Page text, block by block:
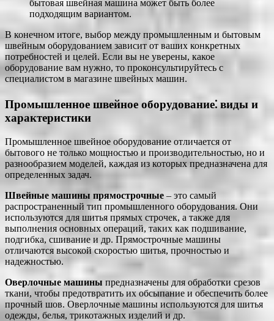
бытовая швейная машина может быть более
подходящим вариантом.
В конечном итоге, выбор между промышленным и бытовым
швейным оборудованием зависит от ваших конкретных
потребностей и целей. Если вы не уверены, какое
оборудование вам нужно, то проконсультируйтесь с
специалистом в магазине швейных машин.
Промышленное швейное оборудование⁚ виды и
характеристики
Промышленное швейное оборудование отличается от
бытового не только мощностью и производительностью, но и
разнообразием моделей, каждая из которых предназначена для
определенных задач.
Швейные машины прямострочные – это самый
распространенный тип промышленного оборудования. Они
используются для шитья прямых строчек, а также для
выполнения основных операций, таких как подшивание,
подгибка, сшивание и др. Прямострочные машины
отличаются высокой скоростью шитья, прочностью и
надежностью.
Оверлочные машины предназначены для обработки срезов
ткани, чтобы предотвратить их обсыпание и обеспечить более
прочный шов. Оверлочные машины используются для шитья
одежды, белья, трикотажных изделий и др.